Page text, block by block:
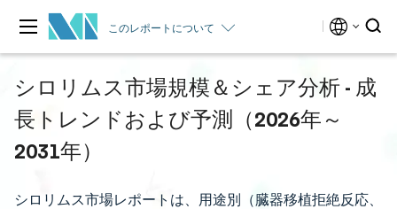
このレポートについて
シロリムス市場規模＆シェア分析 - 成
長トレンドおよび予測（2026年～
2031年）
シロリムス市場レポートは、用途別（臓器移植拒絶反応、